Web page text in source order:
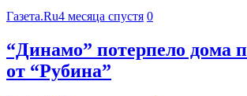
Газета.Ru4 месяца спустя 0
“Динамо” потерпело дома
от “Рубина”